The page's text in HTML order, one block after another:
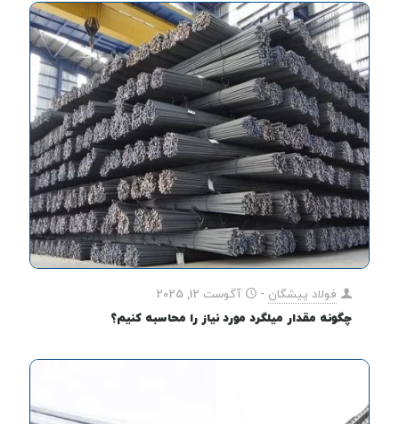
فولاد پیشگان -
آگوست 12, 2025
چگونه مقدار میلگرد مورد نیاز را محاسبه کنیم؟